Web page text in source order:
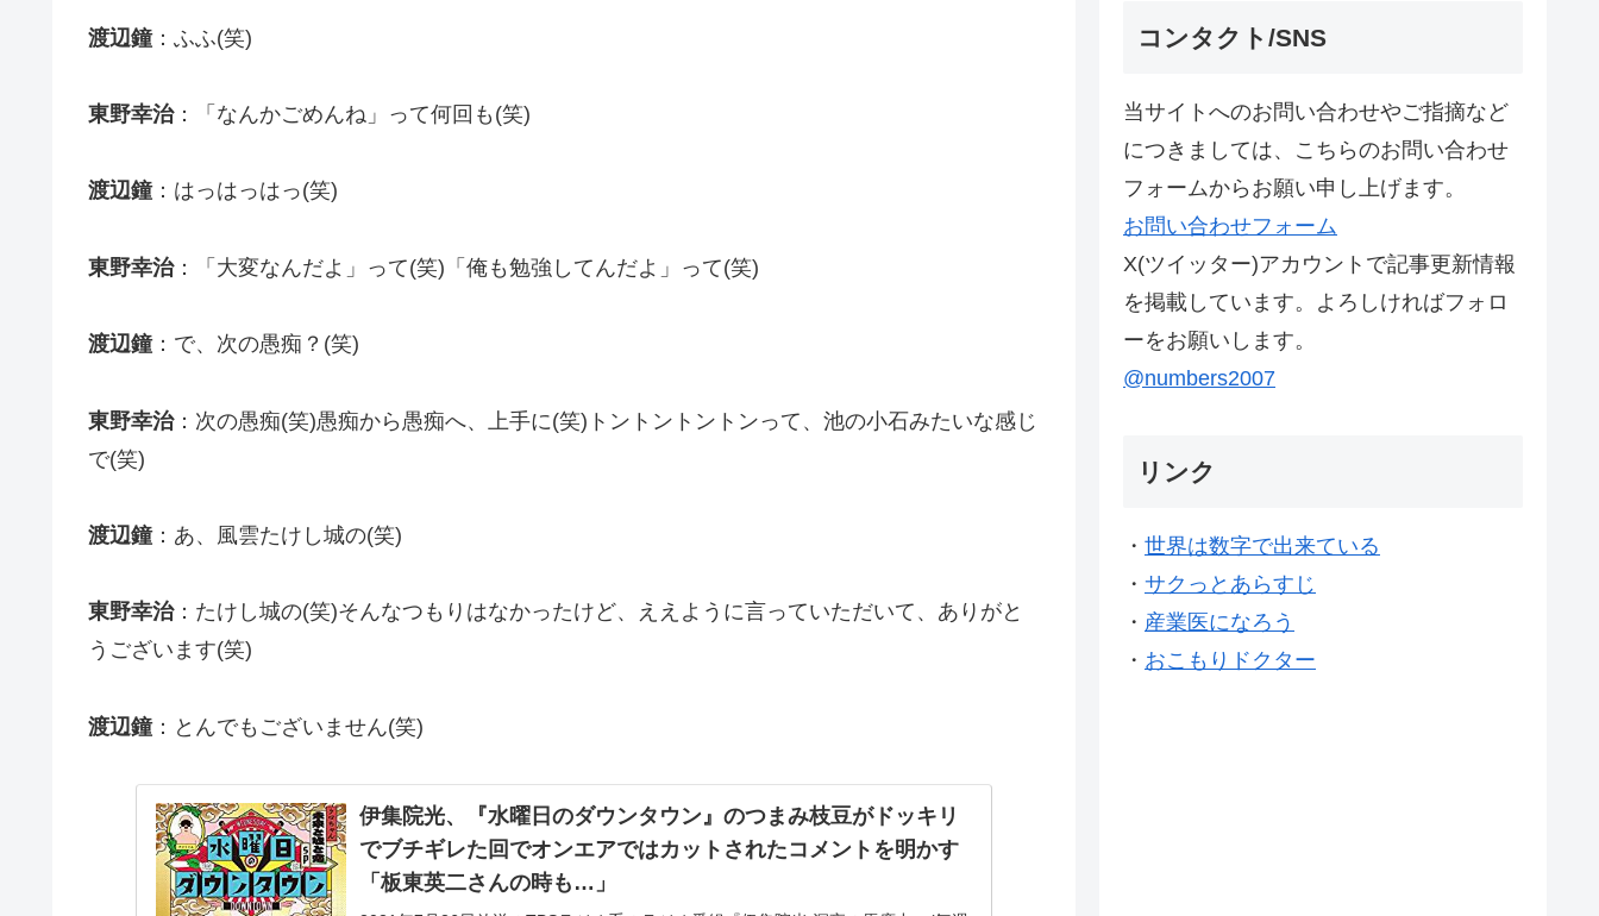
渡辺鐘：ふふ(笑)
東野幸治：「なんかごめんね」って何回も(笑)
渡辺鐘：はっはっはっ(笑)
東野幸治：「大変なんだよ」って(笑)「俺も勉強してんだよ」って(笑)
渡辺鐘：で、次の愚痴？(笑)
東野幸治：次の愚痴(笑)愚痴から愚痴へ、上手に(笑)トントントントンって、池の小石みたいな感じ
で(笑)
渡辺鐘：あ、風雲たけし城の(笑)
東野幸治：たけし城の(笑)そんなつもりはなかったけど、ええように言っていただいて、ありがと
うございます(笑)
渡辺鐘：とんでもございません(笑)
伊集院光、『水曜日のダウンタウン』のつまみ枝豆がドッキリ
でブチギレた回でオンエアではカットされたコメントを明かす
「板東英二さんの時も…」
コンタクト/SNS
当サイトへのお問い合わせやご指摘など
につきましては、こちらのお問い合わせ
フォームからお願い申し上げます。
お問い合わせフォーム
X(ツイッター)アカウントで記事更新情報
を掲載しています。よろしければフォロ
ーをお願いします。
@numbers2007
リンク
・ 世界は数字で出来ている
・ サクっとあらすじ
・ 産業医になろう
・ おこもりドクター